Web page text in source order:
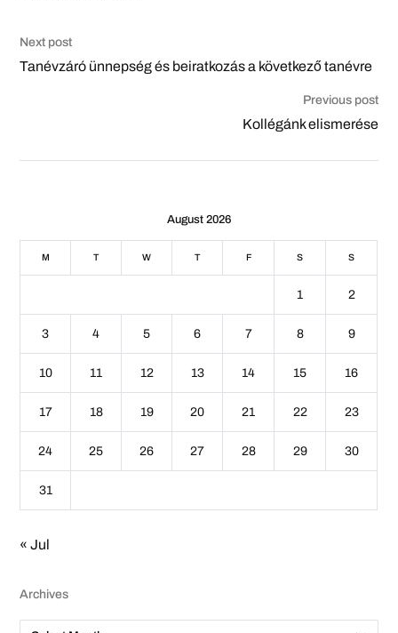
Next post
Tanévzáró ünnepség és beiratkozás a következő tanévre
Previous post
Kollégánk elismerése
August 2026
M T W T F S S
1 2
3 4 5 6 7 8 9
10 11 12 13 14 15 16
17 18 19 20 21 22 23
24 25 26 27 28 29 30
31
« Jul
Archives
A